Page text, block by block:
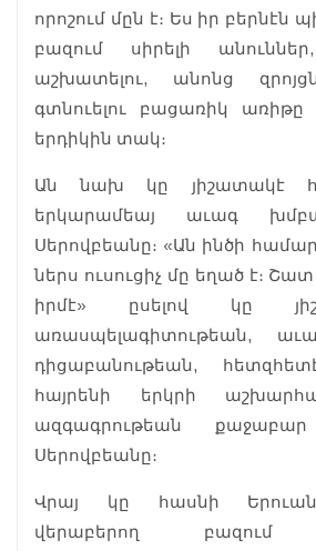
որոշում մըն է։ Ես իր բերնէն
բազում սիրելի
աշխատելու, անոնց
գտնուելու բացառիկ առիթը
երդիկին տակ։
Ան նախ կը յիշատակէ
երկարամեայ աւագ
Սերովբեանը։ «Ան ինծի
ներս ուսուցիչ մը եղած է։
իրմէ» ըսելով կը
առասպելագիտութեան,
դիցաբանութեան,
հայրենի երկրի
ազգագրութեան
Սերովբեանը։
Վրայ կը հասնի
վերաբերող բազում